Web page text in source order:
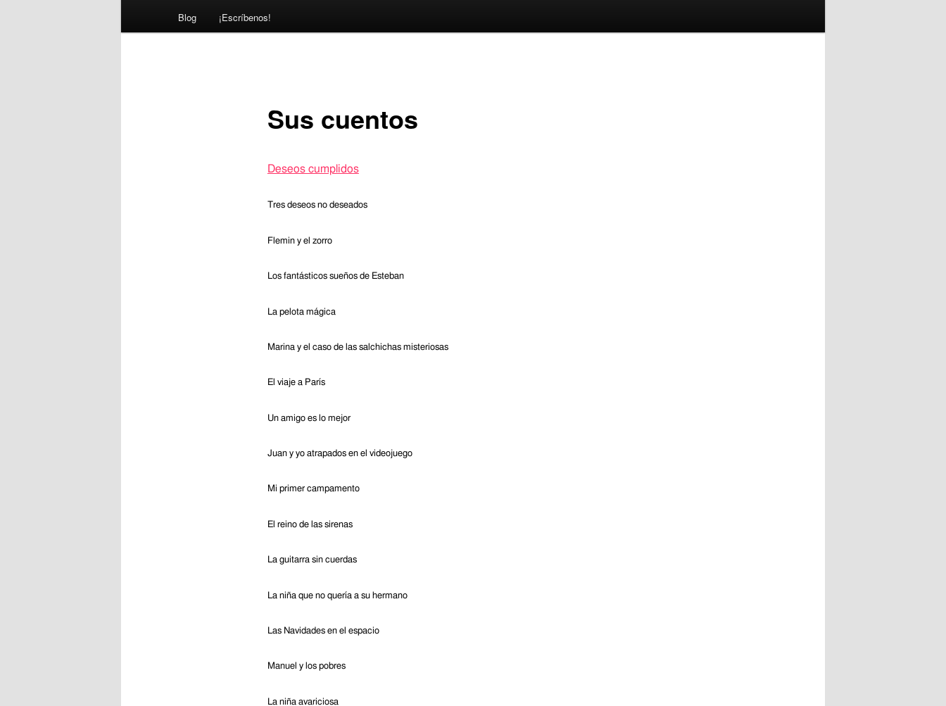
to
Blog ¡Escríbenos!
Sus cuentos
Deseos cumplidos
Tres deseos no deseados
Flemin y el zorro
Los fantásticos sueños de Esteban
La pelota mágica
Marina y el caso de las salchichas misteriosas
El viaje a París
Un amigo es lo mejor
Juan y yo atrapados en el videojuego
Mi primer campamento
El reino de las sirenas
La guitarra sin cuerdas
La niña que no quería a su hermano
Las Navidades en el espacio
Manuel y los pobres
La niña avariciosa